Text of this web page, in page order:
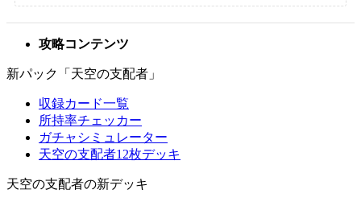
攻略コンテンツ
新パック「天空の支配者」
収録カード一覧
所持率チェッカー
ガチャシミュレーター
天空の支配者12枚デッキ
天空の支配者の新デッキ